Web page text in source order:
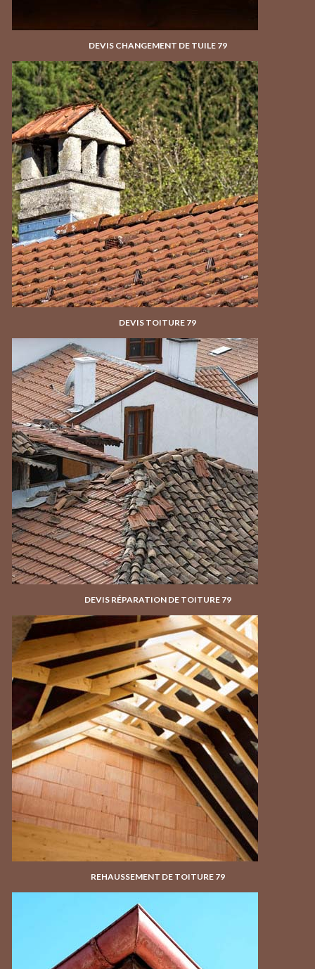
DEVIS CHANGEMENT DE TUILE 79
DEVIS TOITURE 79
DEVIS RÉPARATION DE TOITURE 79
REHAUSSEMENT DE TOITURE 79